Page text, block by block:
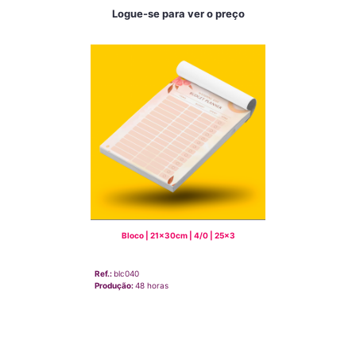
Logue-se para ver o preço
Bloco | 21x30cm | 4/0 | 25x3
Ref.:blc040
Produção:48 horas